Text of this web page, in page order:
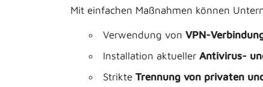
Mit einfachen Maßnahmen können
Verwendung vonVPN-
Installation aktuellerAntivirus-
StrikteTrennung von privaten